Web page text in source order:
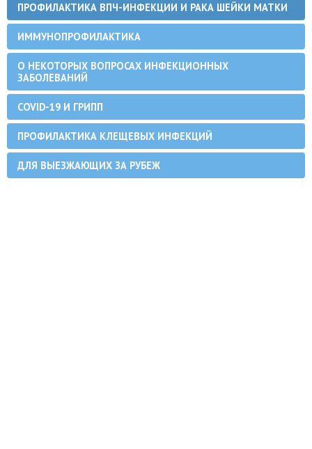
ПРОФИЛАКТИКА ВПЧ-ИНФЕКЦИИ И РАКА ШЕЙКИ МАТКИ
ИММУНОПРОФИЛАКТИКА
О НЕКОТОРЫХ ВОПРОСАХ ИНФЕКЦИОННЫХ
ЗАБОЛЕВАНИЙ
COVID-19 И ГРИПП
ПРОФИЛАКТИКА КЛЕЩЕВЫХ ИНФЕКЦИЙ
ДЛЯ ВЫЕЗЖАЮЩИХ ЗА РУБЕЖ